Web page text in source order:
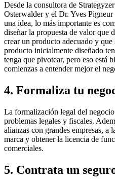
Desde la consultora de
Osterwalder y el Dr. Yves
una idea, lo más importante es
diseñar la propuesta de valor que
crear un producto adecuado y
producto inicialmente diseñado
tenga que pivotear, pero eso está
comienzas a entender mejor el
4. Formaliza tu
La formalización legal del
problemas legales y fiscales.
alianzas con grandes empresas, a
marca y obtener la licencia de
comerciales.
5. Contrata un